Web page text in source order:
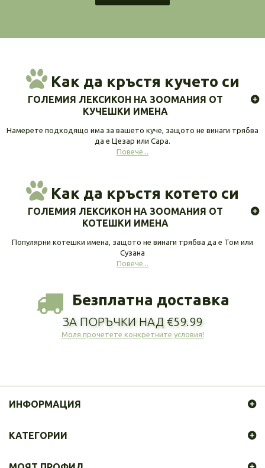
Как да кръстя кучето си
ГОЛЕМИЯ ЛЕКСИКОН НА ЗООМАНИЯ ОТ
КУЧЕШКИ ИМЕНА
Намерете подходящо има за вашето куче, защото не винаги трябва
да е Цезар или Сара.
Повече...
Как да кръстя котето си
ГОЛЕМИЯ ЛЕКСИКОН НА ЗООМАНИЯ ОТ
КОТЕШКИ ИМЕНА
Популярни котешки имена, защото не винаги трябва да е Том или
Сузана
Повече...
Безплатна доставка
ЗА ПОРЪЧКИ НАД €59.99
Моля прочетете конкретните условия!
ИНФОРМАЦИЯ
КАТЕГОРИИ